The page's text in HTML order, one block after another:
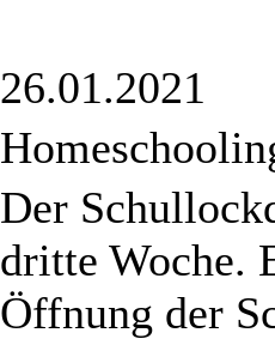
26.01.2021
Der
dritte Woche.
Öffnung der